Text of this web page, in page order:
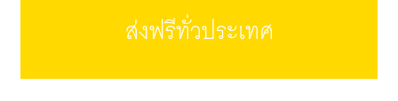
ส่งฟรีทั่วประเทศ